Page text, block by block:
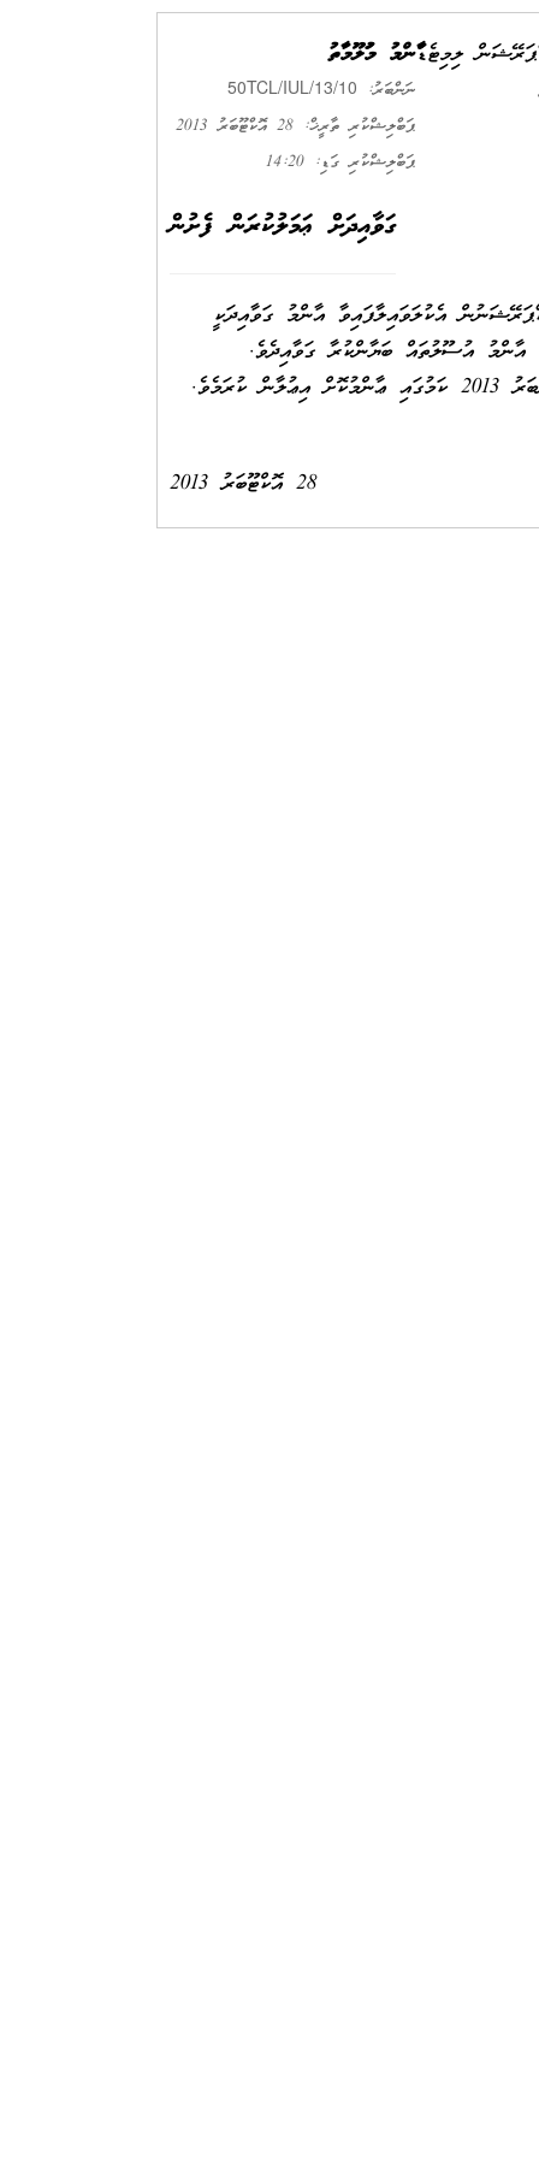
ޢާންމު މަޢުލޫމާތު
ނަންބަރު: 50TCL/IUL/13/10
ޕަބްލިޝްކުރި ތާރީޚް: 28 އޮކްޓޫބަރު 2013
ޕަބްލިޝްކުރި ގަޑި: 14:20
ލިމިޓެޑް
ގަވާއިދަށް ޢަމަލުކުރަން ފެށުން
އެކުލަވައިލާފައިވާ އާންމު ގަވާއިދަކީ
އުސޫލުތައް ބަޔާންކުރާ ގަވާއިދެވެ.
28 އޮކްޓޫބަރު 2013